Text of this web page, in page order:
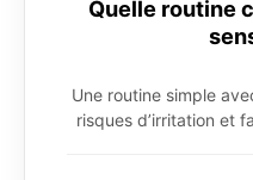
Quelle routine
Une routine simple
risques d’irritation et